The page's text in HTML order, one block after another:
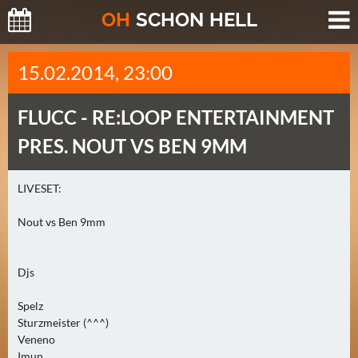
OH SCHON HELL
H
E
T
E
(
)
R
E
N
(
15.02.2014, 23:00
FLUCC - RE:LOOP ENTERTAINMENT
PRES. NOUT VS BEN 9MM
LIVESET:
Nout vs Ben 9mm
Djs
Spelz
Sturzmeister (^^^)
Veneno